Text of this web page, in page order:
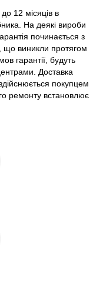
12 місяців в
На деякі вироби
починається з
що виникли протягом
гарантії, будуть
Доставка
покупцем
ремонту встановлює